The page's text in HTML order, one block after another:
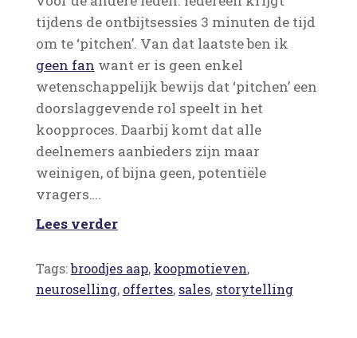
tijdens de ontbijtsessies 3 minuten de tijd
om te ‘pitchen’. Van dat laatste ben ik
geen fan want er is geen enkel
wetenschappelijk bewijs dat ‘pitchen’ een
doorslaggevende rol speelt in het
koopproces. Daarbij komt dat alle
deelnemers aanbieders zijn maar
weinigen, of bijna geen, potentiële
vragers….
Lees verder
Tags:broodjes aap, koopmotieven,
neuroselling, offertes, sales, storytelling